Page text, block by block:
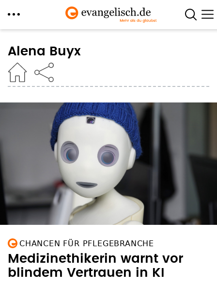
zum
Inhalt
Alena Buyx
CHANCEN FÜR PFLEGEBRANCHE
Medizinethikerin warnt vor
blindem Vertrauen in KI